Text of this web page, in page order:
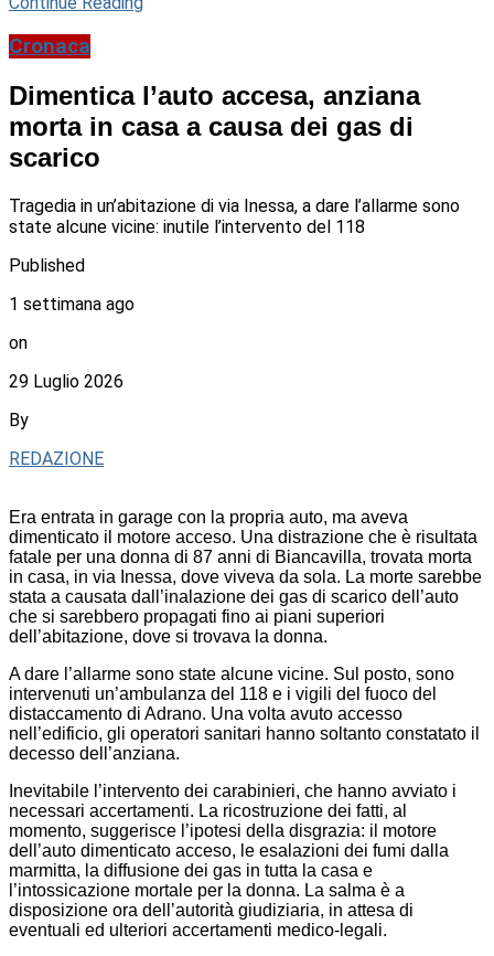
Cronaca
Dimentica l’auto accesa, anziana
morta in casa a causa dei gas di
scarico
Tragedia in un’abitazione di via Inessa, a dare l’allarme sono
state alcune vicine: inutile l’intervento del 118
Published
1 settimana ago
on
29 Luglio 2026
By
REDAZIONE
Era entrata in garage con la propria auto, ma aveva
dimenticato il motore acceso. Una distrazione che è risultata
fatale per una donna di 87 anni di Biancavilla, trovata morta
in casa, in via Inessa, dove viveva da sola. La morte sarebbe
stata a causata dall’inalazione dei gas di scarico dell’auto
che si sarebbero propagati fino ai piani superiori
dell’abitazione, dove si trovava la donna.
A dare l’allarme sono state alcune vicine. Sul posto, sono
intervenuti un’ambulanza del 118 e i vigili del fuoco del
distaccamento di Adrano. Una volta avuto accesso
nell’edificio, gli operatori sanitari hanno soltanto constatato il
decesso dell’anziana.
Inevitabile l’intervento dei carabinieri, che hanno avviato i
necessari accertamenti. La ricostruzione dei fatti, al
momento, suggerisce l’ipotesi della disgrazia: il motore
dell’auto dimenticato acceso, le esalazioni dei fumi dalla
marmitta, la diffusione dei gas in tutta la casa e
l’intossicazione mortale per la donna. La salma è a
disposizione ora dell’autorità giudiziaria, in attesa di
eventuali ed ulteriori accertamenti medico-legali.